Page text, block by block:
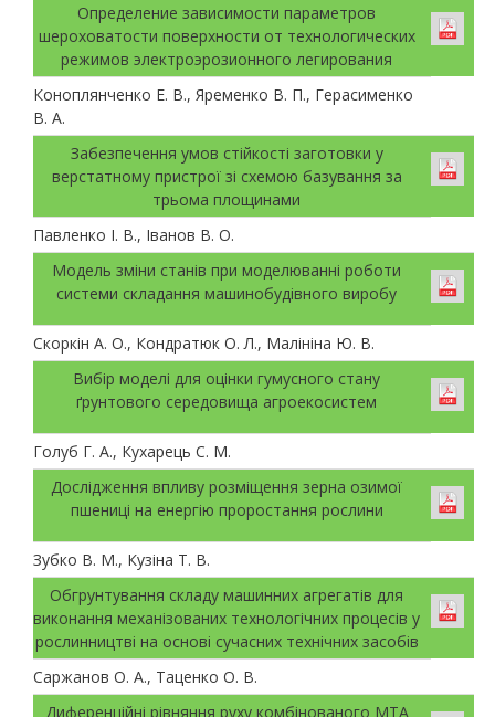
Определение зависимости параметров
шероховатости поверхности от технологических
режимов электроэрозионного легирования
Коноплянченко Е. В., Яременко В. П., Герасименко
В. А.
Забезпечення умов стійкості заготовки у
верстатному пристрої зі схемою базування за
трьома площинами
Павленко І. В., Іванов В. О.
Модель зміни станів при моделюванні роботи
системи складання машинобудівного виробу
Скоркін А. О., Кондратюк О. Л., Малініна Ю. В.
Вибір моделі для оцінки гумусного стану
ґрунтового середовища агроекосистем
Голуб Г. А., Кухарець С. М.
Дослідження впливу розміщення зерна озимої
пшениці на енергію проростання рослини
Зубко В. М., Кузіна Т. В.
Обгрунтування складу машинних агрегатів для
виконання механізованих технологічних процесів у
рослинництві на основі сучасних технічних засобів
Саржанов О. А., Таценко О. В.
Диференційні рівняння руху комбінованого МТА